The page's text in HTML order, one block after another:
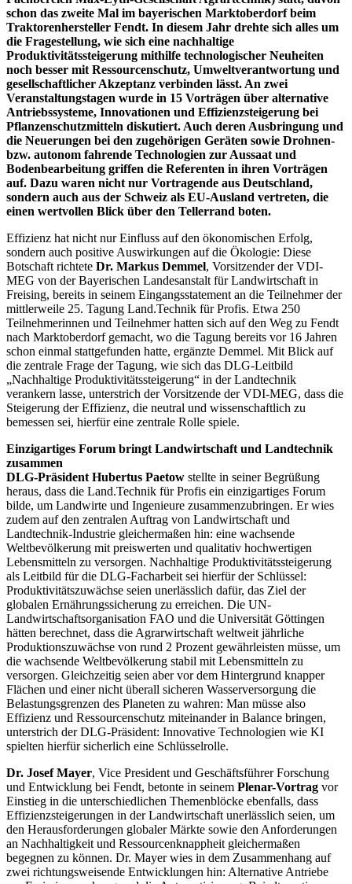
schon das zweite Mal im bayerischen Marktoberdorf beim
Traktorenhersteller Fendt. In diesem Jahr drehte sich alles um
die Fragestellung, wie sich eine nachhaltige
Produktivitätssteigerung mithilfe technologischer Neuheiten
noch besser mit Ressourcenschutz, Umweltverantwortung und
gesellschaftlicher Akzeptanz verbinden lässt. An zwei
Veranstaltungstagen wurde in 15 Vorträgen über alternative
Antriebssysteme, Innovationen und Effizienzsteigerung bei
Pflanzenschutzmitteln diskutiert. Auch deren Ausbringung und
die Neuerungen bei den zugehörigen Geräten sowie Drohnen-
bzw. autonom fahrende Technologien zur Aussaat und
Bodenbearbeitung griffen die Referenten in ihren Vorträgen
auf. Dazu waren nicht nur Vortragende aus Deutschland,
sondern auch aus der Schweiz als EU-Ausland vertreten, die
einen wertvollen Blick über den Tellerrand boten.
Effizienz hat nicht nur Einfluss auf den ökonomischen Erfolg,
sondern auch positive Auswirkungen auf die Ökologie: Diese
Botschaft richtete Dr. Markus Demmel, Vorsitzender der VDI-
MEG von der Bayerischen Landesanstalt für Landwirtschaft in
Freising, bereits in seinem Eingangsstatement an die Teilnehmer der
mittlerweile 25. Tagung Land.Technik für Profis. Etwa 250
Teilnehmerinnen und Teilnehmer hatten sich auf den Weg zu Fendt
nach Marktoberdorf gemacht, wo die Tagung bereits vor 16 Jahren
schon einmal stattgefunden hatte, ergänzte Demmel. Mit Blick auf
die zentrale Frage der Tagung, wie sich das DLG-Leitbild
„Nachhaltige Produktivitätssteigerung“ in der Landtechnik
verankern lasse, unterstrich der Vorsitzende der VDI-MEG, dass die
Steigerung der Effizienz, die neutral und wissenschaftlich zu
bemessen sei, hierfür eine zentrale Rolle spiele.
Einzigartiges Forum bringt Landwirtschaft und Landtechnik
zusammen
DLG-Präsident Hubertus Paetow stellte in seiner Begrüßung
heraus, dass die Land.Technik für Profis ein einzigartiges Forum
bilde, um Landwirte und Ingenieure zusammenzubringen. Er wies
zudem auf den zentralen Auftrag von Landwirtschaft und
Landtechnik-Industrie gleichermaßen hin: eine wachsende
Weltbevölkerung mit preiswerten und qualitativ hochwertigen
Lebensmitteln zu versorgen. Nachhaltige Produktivitätssteigerung
als Leitbild für die DLG-Facharbeit sei hierfür der Schlüssel:
Produktivitätszuwächse seien unerlässlich dafür, das Ziel der
globalen Ernährungssicherung zu erreichen. Die UN-
Landwirtschaftsorganisation FAO und die Universität Göttingen
hätten berechnet, dass die Agrarwirtschaft weltweit jährliche
Produktionszuwächse von rund 2 Prozent gewährleisten müsse, um
die wachsende Weltbevölkerung stabil mit Lebensmitteln zu
versorgen. Gleichzeitig seien aber vor dem Hintergrund knapper
Flächen und einer nicht überall sicheren Wasserversorgung die
Belastungsgrenzen des Planeten zu wahren: Man müsse also
Effizienz und Ressourcenschutz miteinander in Balance bringen,
unterstrich der DLG-Präsident: Innovative Technologien wie KI
spielten hierfür sicherlich eine Schlüsselrolle.
Dr. Josef Mayer, Vice President und Geschäftsführer Forschung
und Entwicklung bei Fendt, betonte in seinem Plenar-Vortrag vor
Einstieg in die unterschiedlichen Themenblöcke ebenfalls, dass
Effizienzsteigerungen in der Landwirtschaft unerlässlich seien, um
den Herausforderungen globaler Märkte sowie den Anforderungen
an Nachhaltigkeit und Ressourcenknappheit gleichermaßen
begegnen zu können. Dr. Mayer wies in dem Zusammenhang auf
zwei richtungsweisende Entwicklungen hin: Alternative Antriebe